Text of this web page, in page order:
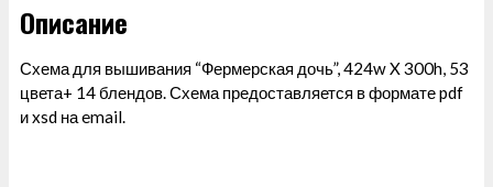
Описание
Схема для вышивания “Фермерская дочь”, 424w X 300h, 53
цвета+ 14 блендов. Схема предоставляется в формате pdf
и xsd на email.